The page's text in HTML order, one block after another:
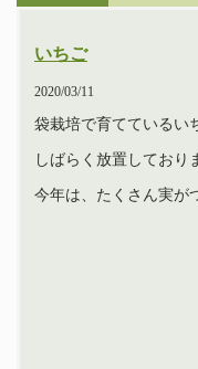
いちご
2020/03/11
袋栽培で育てているい
しばらく放置しており
今年は、たくさん実が